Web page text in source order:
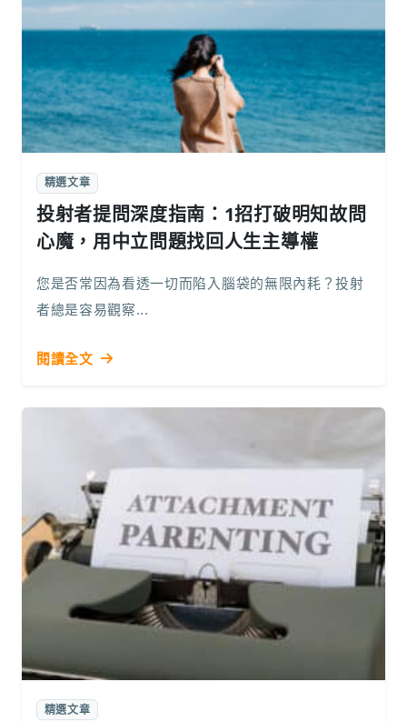
精選文章
投射者提問深度指南：1招打破明知故問
心魔，用中立問題找回人生主導權
您是否常因為看透一切而陷入腦袋的無限內耗？投射
者總是容易觀察...
閱讀全文
精選文章